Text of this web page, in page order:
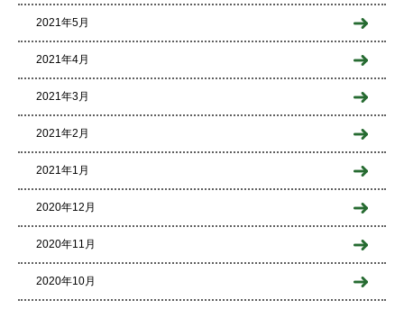
2021年5月
2021年4月
2021年3月
2021年2月
2021年1月
2020年12月
2020年11月
2020年10月